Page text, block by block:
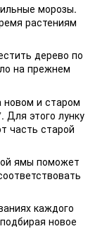
морозы.
растениям
дерево по
на прежнем
новом и старом
Для этого лунку
часть старой
ямы поможет
каждого
новое